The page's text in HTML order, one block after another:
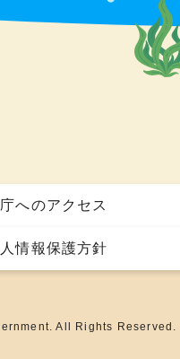
へのアクセス
情報保護方針
All Rights Reserved.